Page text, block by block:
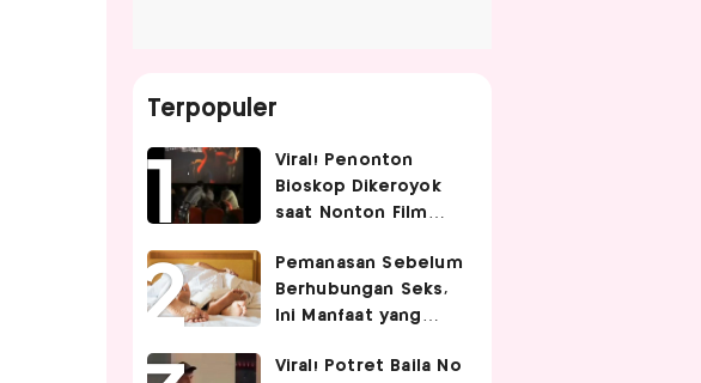
Terpopuler
Viral! Penonton
Bioskop Dikeroyok
saat Nonton Film
Pemanasan Sebelum
Berhubungan Seks,
Ini Manfaat yang
Pasangan
Viral! Potret Baila No